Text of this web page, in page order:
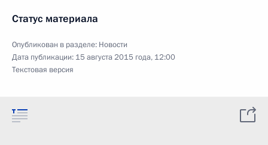
Статус материала
Опубликован в разделе: Новости
Дата публикации: 15 августа 2015 года, 12:00
Текстовая версия